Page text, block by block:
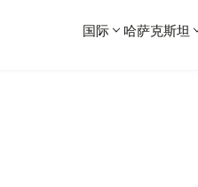
国际 哈萨克斯坦